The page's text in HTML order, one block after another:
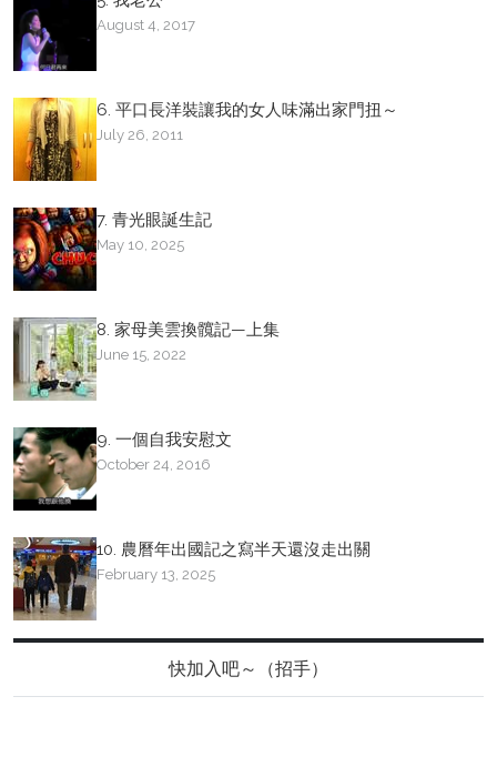
August 4, 2017
6. 平口長洋裝讓我的女人味滿出家門扭～
July 26, 2011
7. 青光眼誕生記
May 10, 2025
8. 家母美雲換髖記—上集
June 15, 2022
9. 一個自我安慰文
October 24, 2016
10. 農曆年出國記之寫半天還沒走出關
February 13, 2025
快加入吧～（招手）